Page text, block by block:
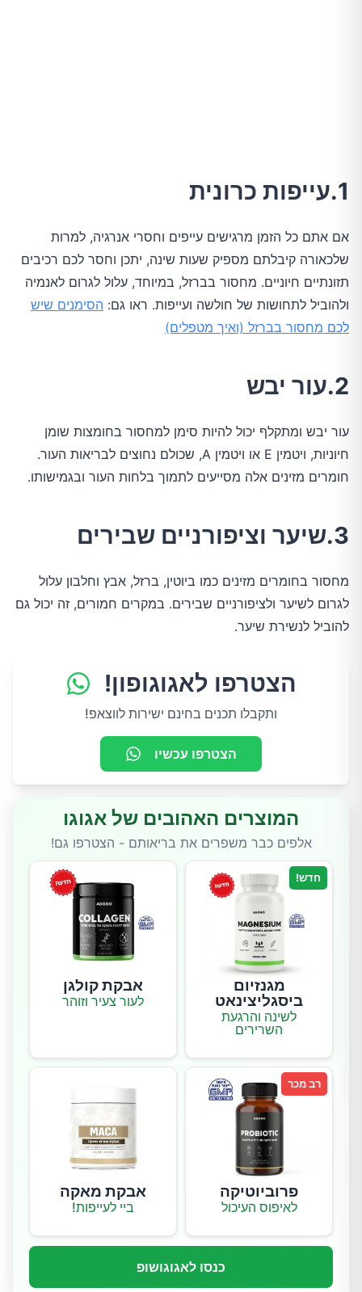
1.עייפות כרונית
אם אתם כל הזמן מרגישים עייפים וחסרי אנרגיה, למרות
שלכאורה קיבלתם מספיק שעות שינה, יתכן וחסר לכם רכיבים
תזונתיים חיוניים. מחסור בברזל, במיוחד, עלול לגרום לאנמיה
ולהוביל לתחושות של חולשה ועייפות. ראו גם: הסימנים שיש
לכם מחסור בברזל (ואיך מטפלים)
2.עור יבש
עור יבש ומתקלף יכול להיות סימן למחסור בחומצות שומן
חיוניות, ויטמין E או ויטמין A, שכולם נחוצים לבריאות העור.
חומרים מזינים אלה מסייעים לתמוך בלחות העור ובגמישותו.
3.שיער וציפורניים שבירים
מחסור בחומרים מזינים כמו ביוטין, ברזל, אבץ וחלבון עלול
לגרום לשיער ולציפורניים שבירים. במקרים חמורים, זה יכול גם
להוביל לנשירת שיער.
הצטרפו לאגוגופון!
ותקבלו תכנים בחינם ישירות לווצאפ!
הצטרפו עכשיו
המוצרים האהובים של אגוגו
אלפים כבר משפרים את בריאותם - הצטרפו גם!
חדש!
מגנזיום
ביסגליצינאט
לשינה והרגעת
השרירים
אבקת קולגן
לעור צעיר וזוהר
רב מכר
פרוביוטיקה
לאיפוס העיכול
אבקת מאקה
ביי לעייפות!
כנסו לאגוגושופ